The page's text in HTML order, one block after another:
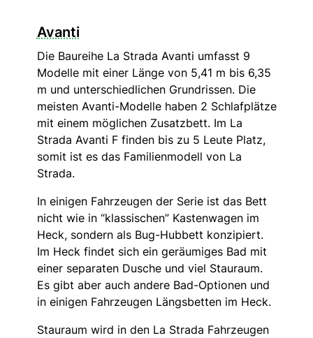
Avanti
Die Baureihe La Strada Avanti umfasst 9
Modelle mit einer Länge von 5,41 m bis 6,35
m und unterschiedlichen Grundrissen. Die
meisten Avanti-Modelle haben 2 Schlafplätze
mit einem möglichen Zusatzbett. Im La
Strada Avanti F finden bis zu 5 Leute Platz,
somit ist es das Familienmodell von La
Strada.
In einigen Fahrzeugen der Serie ist das Bett
nicht wie in “klassischen” Kastenwagen im
Heck, sondern als Bug-Hubbett konzipiert.
Im Heck findet sich ein geräumiges Bad mit
einer separaten Dusche und viel Stauraum.
Es gibt aber auch andere Bad-Optionen und
in einigen Fahrzeugen Längsbetten im Heck.
Stauraum wird in den La Strada Fahrzeugen